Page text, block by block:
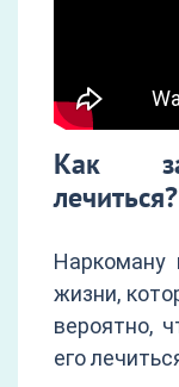
Как
лечиться?
Наркоману
жизни,
вероятно,
его